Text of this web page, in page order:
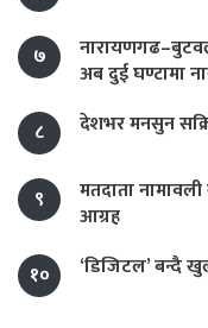
७
अब दुई घण्टामा
८
देशभर मनसुन
९
मतदाता
आग्रह
१०
‘डिजिटल’ बन्दै